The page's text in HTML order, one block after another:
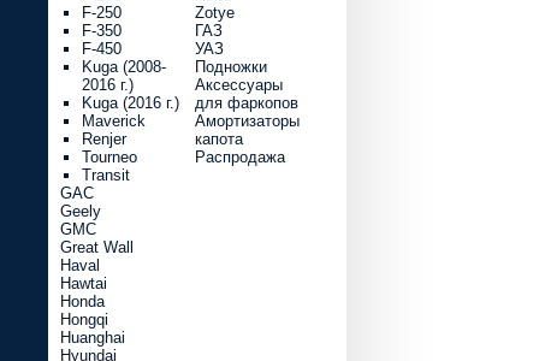
F-250
F-350
F-450
Kuga (2008-
2016 г.)
Kuga (2016 г.)
Maverick
Renjer
Tourneo
Transit
GAC
Geely
GMC
Great Wall
Haval
Hawtai
Honda
Hongqi
Huanghai
Hyundai
Zotye
ГАЗ
УАЗ
Подножки
Аксессуары
для фаркопов
Амортизаторы
капота
Распродажа